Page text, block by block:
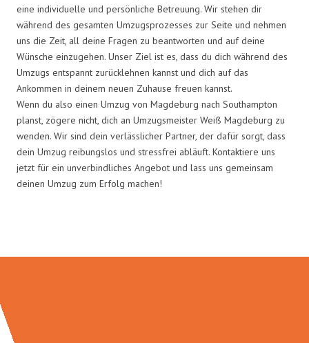
eine individuelle und persönliche Betreuung. Wir stehen dir
während des gesamten Umzugsprozesses zur Seite und nehmen
uns die Zeit, all deine Fragen zu beantworten und auf deine
Wünsche einzugehen. Unser Ziel ist es, dass du dich während des
Umzugs entspannt zurücklehnen kannst und dich auf das
Ankommen in deinem neuen Zuhause freuen kannst.
Wenn du also einen Umzug von Magdeburg nach Southampton
planst, zögere nicht, dich an Umzugsmeister Weiß Magdeburg zu
wenden. Wir sind dein verlässlicher Partner, der dafür sorgt, dass
dein Umzug reibungslos und stressfrei abläuft. Kontaktiere uns
jetzt für ein unverbindliches Angebot und lass uns gemeinsam
deinen Umzug zum Erfolg machen!